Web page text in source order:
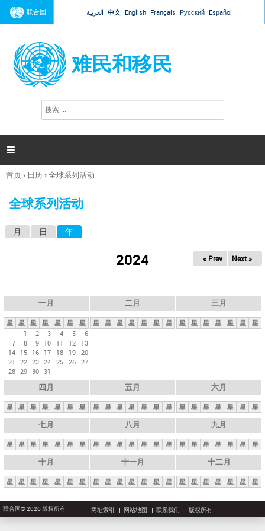
Jump to navigation
联合国 العربية 中文 English Français Русский Español
难民和移民
搜
索

你
这
首页› 日历›全球系列活动
全球系列活动
月 日 年
2024 « Prev Next »
一月
星 星 星 星 星 星
星
1
2 3 4 5
6
7
8 9 10 11 12
13
14 15 16 17 18 19 20
21
22 23 24 25 26 27
28 29 30 31
二月
星 星 星 星 星 星 星
三月
星 星 星 星 星 星 星
四月
星 星 星 星 星 星 星
五月
星 星 星 星 星 星 星
六月
星 星 星 星 星 星 星
七月
星 星 星 星 星 星 星
八月
星 星 星 星 星 星 星
九月
星 星 星 星 星 星 星
十月
星 星 星 星 星 星 星
十一月
星 星 星 星 星 星 星
十二月
星 星 星 星 星 星 星
联合国© 2026 版权所有 网址索引 网站地图 联系我们 版权所有